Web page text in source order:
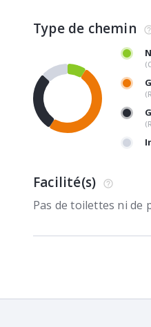
Type de chemin
Facilité(s)
Pas de toilettes ni de